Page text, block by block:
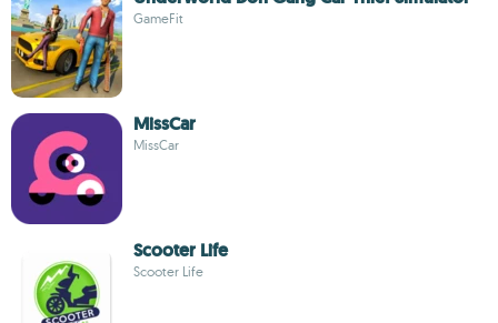
GameFit
MissCar
MissCar
Scooter Life
Scooter Life